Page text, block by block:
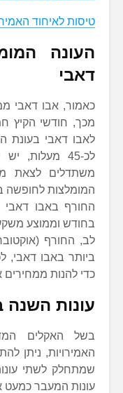
טיסות לאיחוד
העונה
דאבי
כאמור, אבו דאבי
מכך, חודשי הקיץ
לאבו דאבי בעונת
לכ-45
משתדלים לצאת
המומלצות לחופשה
החורף באבו
לב, החורף
ביותר באבו דאבי,
כדי להנות ממחירים
עונות השנה
בשל האקלים
האמירויות, ניתן
שמתחלק לשתי
עונות המעבר כמעט